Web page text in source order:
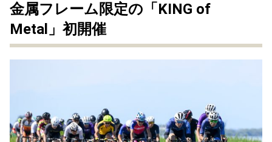
金属フレーム限定の「KING of
Metal」初開催